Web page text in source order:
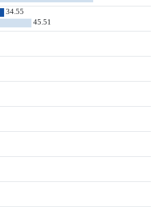
34.55
45.51